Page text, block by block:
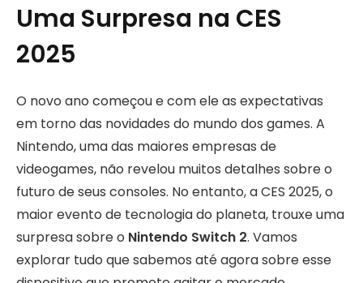
Uma Surpresa na CES
2025
O novo ano começou e com ele as expectativas
em torno das novidades do mundo dos games. A
Nintendo, uma das maiores empresas de
videogames, não revelou muitos detalhes sobre o
futuro de seus consoles. No entanto, a CES 2025, o
maior evento de tecnologia do planeta, trouxe uma
surpresa sobre o Nintendo Switch 2. Vamos
explorar tudo que sabemos até agora sobre esse